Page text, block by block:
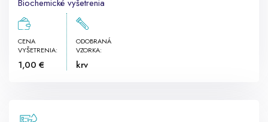
Biochemické vyšetrenia
CENA
VYŠETRENIA:
1,00 €
ODOBRANÁ
VZORKA:
krv